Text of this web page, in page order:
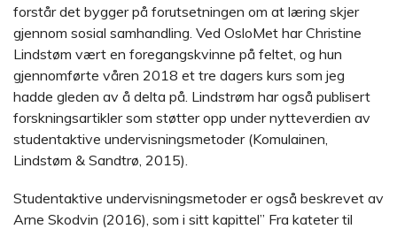
forstår det bygger på forutsetningen om at læring skjer
gjennom sosial samhandling. Ved OsloMet har Christine
Lindstøm vært en foregangskvinne på feltet, og hun
gjennomførte våren 2018 et tre dagers kurs som jeg
hadde gleden av å delta på. Lindstrøm har også publisert
forskningsartikler som støtter opp under nytteverdien av
studentaktive undervisningsmetoder (Komulainen,
Lindstøm & Sandtrø, 2015).
Studentaktive undervisningsmetoder er også beskrevet av
Arne Skodvin (2016), som i sitt kapittel” Fra kateter til